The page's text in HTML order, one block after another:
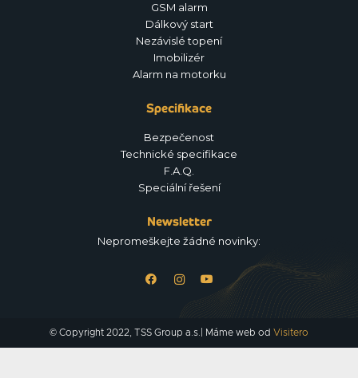
GSM alarm
Dálkový start
Nezávislé topení
Imobilizér
Alarm na motorku
Specifikace
Bezpečenost
Technické specifikace
F.A.Q.
Speciální řešení
Newsletter
Nepromeškejte žádné novinky:
© Copyright 2022, TSS Group a.s.| Máme web od Visitero